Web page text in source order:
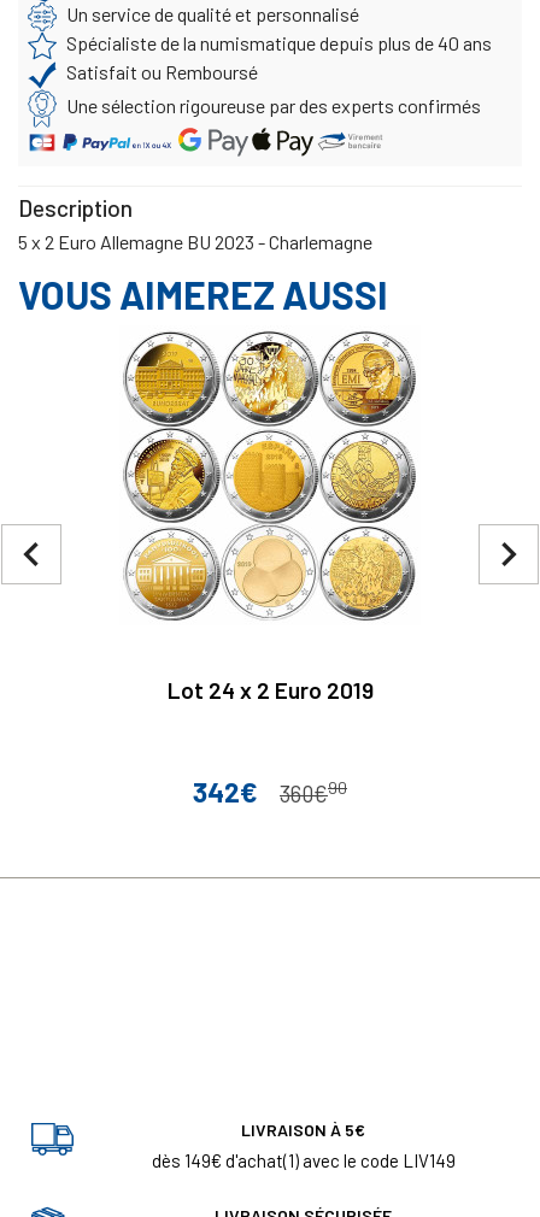
Un service de qualité et personnalisé
Spécialiste de la numismatique depuis plus de 40 ans
Satisfait ou Remboursé
Une sélection rigoureuse par des experts confirmés
Description
5 x 2 Euro Allemagne BU 2023 - Charlemagne
VOUS AIMEREZ AUSSI
Lot 24 x 2 Euro 2019
Prix
342€ Prix de base
360€90
navigate_next
navigate_before
LIVRAISON À 5€
dès 149€ d'achat(1) avec le code LIV149